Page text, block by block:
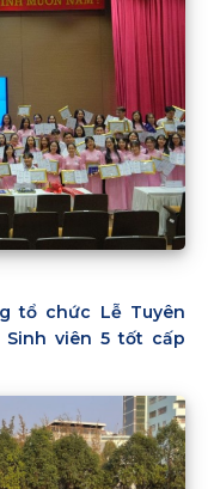
tổ chức Lễ Tuyên
viên 5 tốt cấp